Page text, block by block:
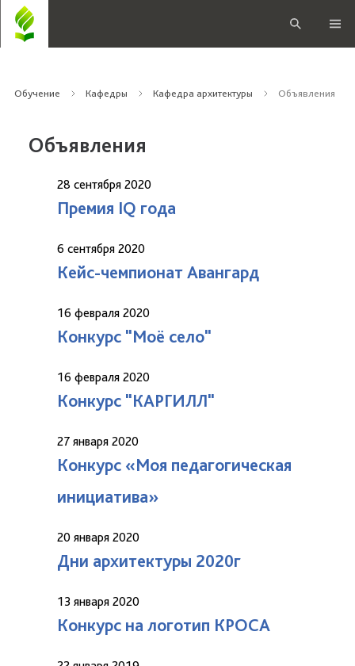
Обучение Кафедры Кафедра архитектуры Объявления
Объявления
28 сентября 2020
Премия IQ года
6 сентября 2020
Кейс-чемпионат Авангард
16 февраля 2020
Конкурс "Моё село"
16 февраля 2020
Конкурс "КАРГИЛЛ"
27 января 2020
Конкурс «Моя педагогическая
инициатива»
20 января 2020
Дни архитектуры 2020г
13 января 2020
Конкурс на логотип КРОСА